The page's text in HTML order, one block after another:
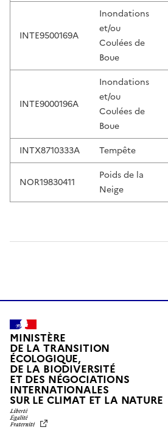
INTE9500169A
Inondations
et/ou
Coulées de
Boue
INTE9000196A
Inondations
et/ou
Coulées de
Boue
INTX8710333A Tempête
NOR19830411
Poids de la
Neige
MINISTÈRE
DE LA TRANSITION
ÉCOLOGIQUE,
DE LA BIODIVERSITÉ
ET DES NÉGOCIATIONS
INTERNATIONALES
SUR LE CLIMAT ET LA NATUREL